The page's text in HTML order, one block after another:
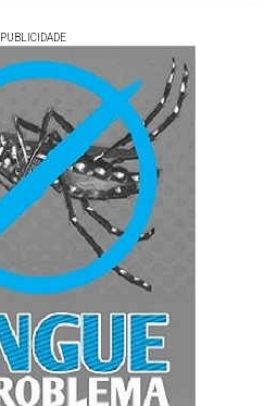
PUBLICIDADE